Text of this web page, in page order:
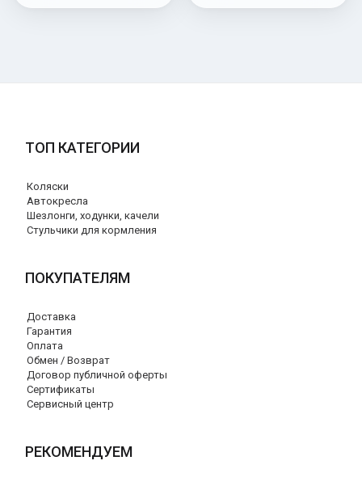
ТОП КАТЕГОРИИ
Коляски
Автокресла
Шезлонги, ходунки, качели
Стульчики для кормления
ПОКУПАТЕЛЯМ
Доставка
Гарантия
Оплата
Обмен / Возврат
Договор публичной оферты
Сертификаты
Сервисный центр
РЕКОМЕНДУЕМ